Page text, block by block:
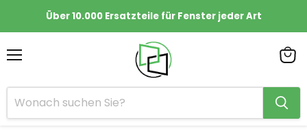
Über 10.000 Ersatzteile für Fenster jeder Art